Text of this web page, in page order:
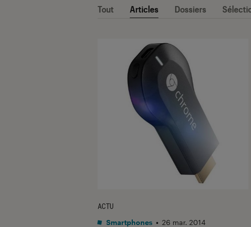
Tout Articles Dossiers
ACTU
Smartphones • 26 mar. 2014